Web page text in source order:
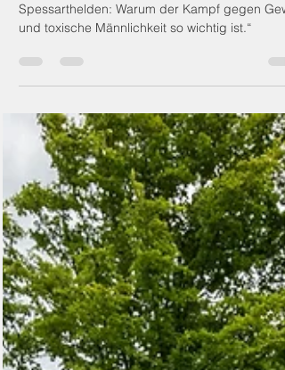
„Doğuş Albayrak über die Entstehung von